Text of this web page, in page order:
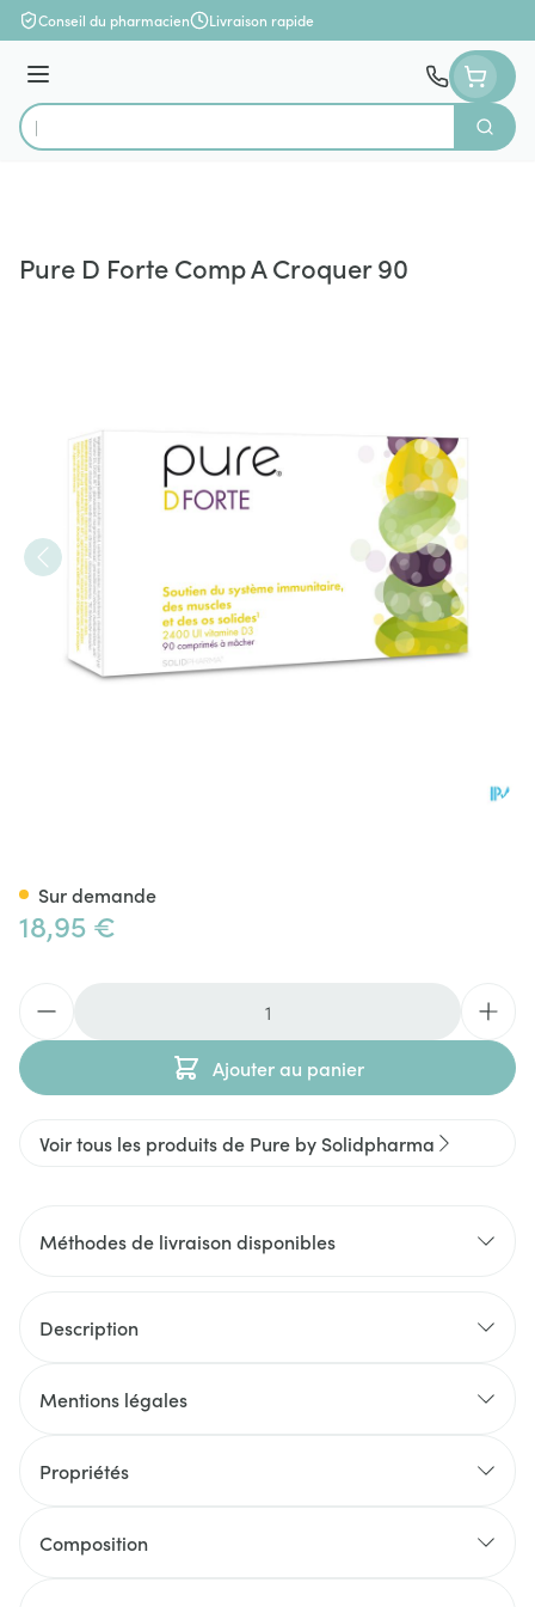
Aller au contenu
Conseil du pharmacien Livraison rapide
Menu
Rechercher
Pure D Forte Comp A Croquer 90
18,95 €
Ajouter au panier
Sur demande
Voir tous les produits de Pure by Solidpharma
Méthodes de livraison disponibles
Description
Mentions légales
Propriétés
Composition